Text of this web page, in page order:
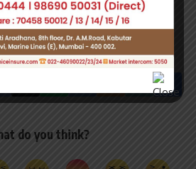
of Useand acknowledge the data practices in
at any time.
do you think?